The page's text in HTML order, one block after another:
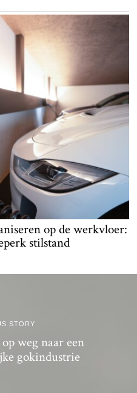
op de werkvloer:
stilstand
STORY
op weg naar een
gokindustrie